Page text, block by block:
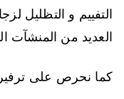
التفييم و التظليل
العديد من المنشآت
كما نحرص على